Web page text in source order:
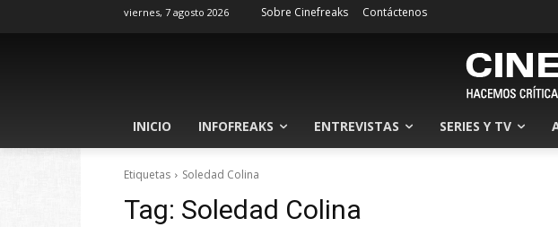
viernes, 7 agosto 2026 Sobre Cinefreaks Contáctenos
INICIO INFOFREAKS ENTREVISTAS SERIES Y TV
Etiquetas Soledad Colina
Tag: Soledad Colina